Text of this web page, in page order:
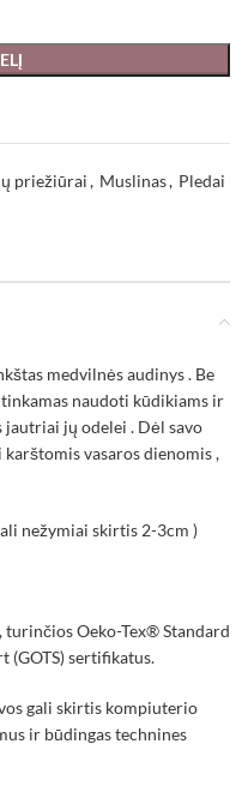
priežiūrai, Muslinas, Pledai
medvilnės audinys . Be
naudoti kūdikiams ir
jautriai jų odelei . Dėl savo
vasaros dienomis ,
nežymiai skirtis 2-3cm )
Oeko-Tex® Standard
(GOTS) sertifikatus.
gali skirtis kompiuterio
ir būdingas technines